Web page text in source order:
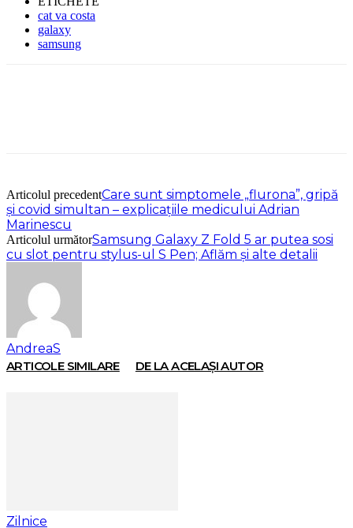
cat va costa
galaxy
samsung
Articolul precedentCare sunt simptomele „flurona”, gripă
şi covid simultan – explicațiile medicului Adrian
Marinescu
Articolul următorSamsung Galaxy Z Fold 5 ar putea sosi
cu slot pentru stylus-ul S Pen; Aflăm şi alte detalii
AndreaS
ARTICOLE SIMILARE
DE LA ACELAȘI AUTOR
Zilnice